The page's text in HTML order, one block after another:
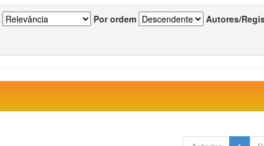
Por ordem Autores/